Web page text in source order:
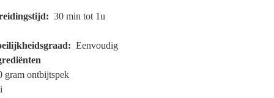
30 min tot 1u
Eenvoudig
gram ontbijtspek